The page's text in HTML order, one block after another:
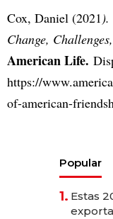
Cox, Daniel (2021
Change,
American Life.
https://
of-american-
Popular
1. Estas